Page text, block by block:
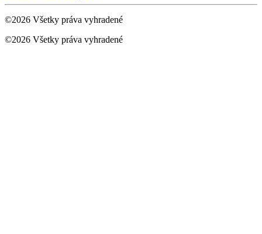
©2026 Všetky práva vyhradené
©2026 Všetky práva vyhradené